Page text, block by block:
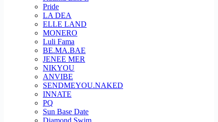
Pride
LA DEA
ELLE LAND
MONERO
Luli Fama
BE.MA.BAE
JENEE MER
NIKYOU
ANVIBE
SENDMEYOU.NAKED
INNATE
PQ
Sun Base Date
Diamond Swim